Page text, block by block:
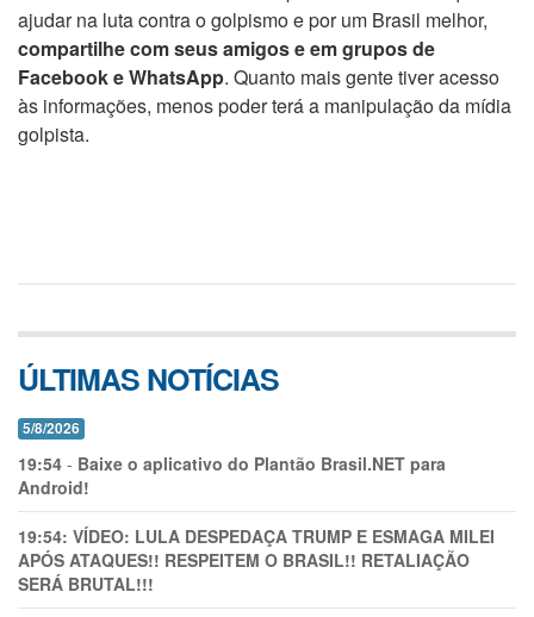
ajudar na luta contra o golpismo e por um Brasil melhor,
compartilhe com seus amigos e em grupos de
Facebook e WhatsApp. Quanto mais gente tiver acesso
às informações, menos poder terá a manipulação da mídia
golpista.
ÚLTIMAS NOTÍCIAS
5/8/2026
19:54 - Baixe o aplicativo do Plantão Brasil.NET para
Android!
19:54: VÍDEO: LULA DESPEDAÇA TRUMP E ESMAGA MILEI
APÓS ATAQUES!! RESPEITEM O BRASIL!! RETALIAÇÃO
SERÁ BRUTAL!!!